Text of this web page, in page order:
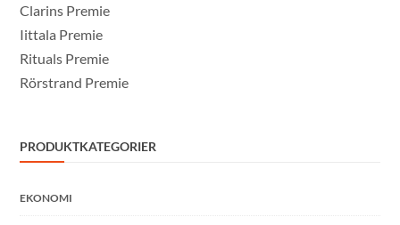
Clarins Premie
Iittala Premie
Rituals Premie
Rörstrand Premie
PRODUKTKATEGORIER
EKONOMI